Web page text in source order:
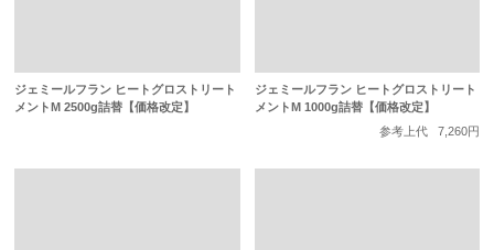
ジェミールフラン ヒートグロストリート
メントM 2500g詰替【価格改定】
ジェミールフラン ヒートグロストリート
メントM 1000g詰替【価格改定】
参考上代
7,260円